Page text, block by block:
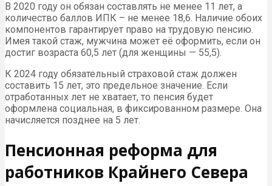
В 2020 году он обязан составлять не менее 11 лет, а
количество баллов ИПК – не менее 18,6. Наличие обоих
компонентов гарантирует право на трудовую пенсию.
Имея такой стаж, мужчина может её оформить, если он
достиг возраста 60,5 лет (для женщины — 55,5).
К 2024 году обязательный страховой стаж должен
составить 15 лет, это предельное значение. Если
отработанных лет не хватает, то пенсия будет
оформлена социальная, в фиксированном размере. Она
начисляется позднее на 5 лет.
Пенсионная реформа для
работников Крайнего Севера